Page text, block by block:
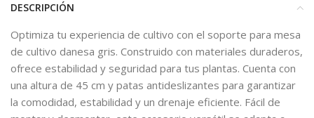
DESCRIPCIÓN
Optimiza tu experiencia de cultivo con el soporte para mesa
de cultivo danesa gris. Construido con materiales duraderos,
ofrece estabilidad y seguridad para tus plantas. Cuenta con
una altura de 45 cm y patas antideslizantes para garantizar
la comodidad, estabilidad y un drenaje eficiente. Fácil de